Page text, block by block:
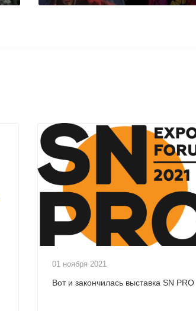
01 ноября 2021
Вот и закончилась выставка SN PRO